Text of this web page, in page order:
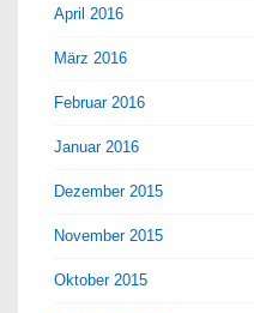
April 2016
März 2016
Februar 2016
Januar 2016
Dezember 2015
November 2015
Oktober 2015